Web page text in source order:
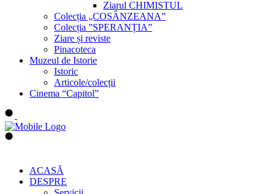
Ziarul CHIMISTUL
Colecția „COSÂNZEANA”
Colecția ”SPERANȚIA”
Ziare și reviste
Pinacoteca
Muzeul de Istorie
Istoric
Articole/colecții
Cinema “Capitol”
ACASĂ
DESPRE